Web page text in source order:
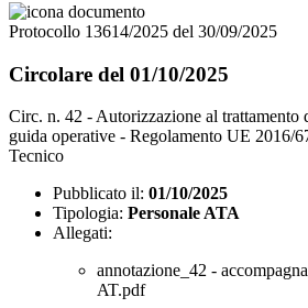
Protocollo 13614/2025 del 30/09/2025
Circolare del 01/10/2025
Circ. n. 42 - Autorizzazione al trattamento
guida operative - Regolamento UE 2016/
Tecnico
Pubblicato il: 01/10/2025
Tipologia: Personale ATA
Allegati:
annotazione_42 -
AT.pdf